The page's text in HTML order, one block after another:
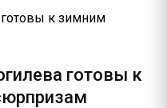
к зимним
готовы к